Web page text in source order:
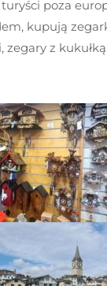
poza
kupują
zegary z